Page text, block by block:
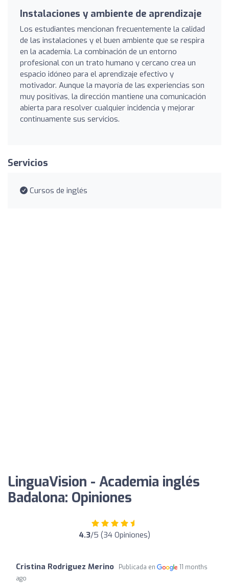
Instalaciones y ambiente de aprendizaje
Los estudiantes mencionan frecuentemente la calidad
de las instalaciones y el buen ambiente que se respira
en la academia. La combinación de un entorno
profesional con un trato humano y cercano crea un
espacio idóneo para el aprendizaje efectivo y
motivador. Aunque la mayoría de las experiencias son
muy positivas, la dirección mantiene una comunicación
abierta para resolver cualquier incidencia y mejorar
continuamente sus servicios.
Servicios
Cursos de inglés
LinguaVision - Academia inglés
Badalona: Opiniones
4.3/5 (34 Opiniones)
Cristina Rodriguez Merino Publicada en
11 months
ago